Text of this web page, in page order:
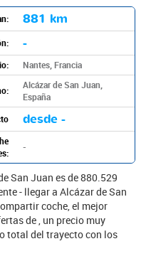
881 km
-
Nantes, Francia
Alcázar de San Juan,
España
desde -
-
San Juan es de 880.529
- llegar a Alcázar de San
coche, el mejor
de , un precio muy
total del trayecto con los